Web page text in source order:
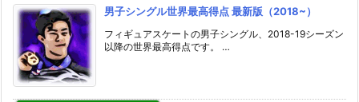
男子シングル世界最高得点 最新版（2018~）
フィギュアスケートの男子シングル、2018-19シーズン
以降の世界最高得点です。 …